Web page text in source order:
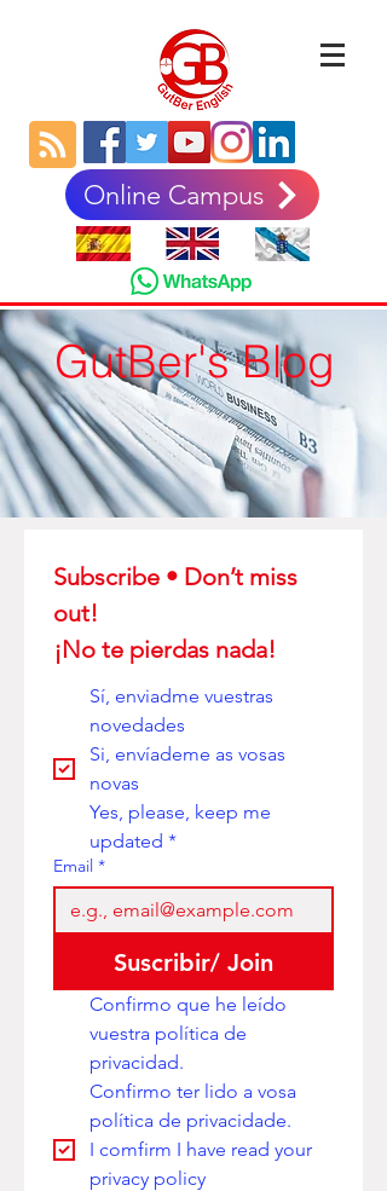
Online Campus
GutBer's Blog
Subscribe • Don’t miss
¡No te pierdas nada!
Sí, enviadme vuestras
novedades
Si, envíademe as vosas
novas
Yes, please, keep me
updated *
Email *
Suscribir/ Join
Confirmo que he leído
vuestra política de
Confirmo ter lido a vosa
I comfirm I have read your
privacy policy